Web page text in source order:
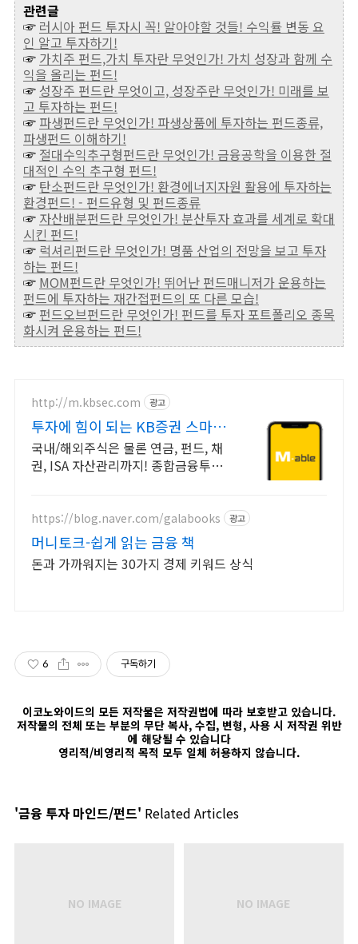
관련글
☞ 러시아 펀드 투자시 꼭! 알아야할 것들! 수익률 변동 요
인 알고 투자하기!
☞ 가치주 펀드,가치 투자란 무엇인가! 가치 성장과 함께 수
익을 올리는 펀드!
☞ 성장주 펀드란 무엇이고, 성장주란 무엇인가! 미래를 보
고 투자하는 펀드!
☞ 파생펀드란 무엇인가! 파생상품에 투자하는 펀드종류,
파생펀드 이해하기!
☞ 절대수익추구형펀드란 무엇인가! 금융공학을 이용한 절
대적인 수익 추구형 펀드!
☞ 탄소펀드란 무엇인가! 환경에너지자원 활용에 투자하는
환경펀드! - 펀드유형 및 펀드종류
☞ 자산배분펀드란 무엇인가! 분산투자 효과를 세계로 확대
시킨 펀드!
☞ 럭셔리펀드란 무엇인가! 명품 산업의 전망을 보고 투자
하는 펀드!
☞ MOM펀드란 무엇인가! 뛰어난 펀드매니저가 운용하는
펀드에 투자하는 재간접펀드의 또 다른 모습!
☞ 펀드오브펀드란 무엇인가! 펀드를 투자 포트폴리오 종목
화시켜 운용하는 펀드!
http://m.kbsec.com 광고
투자에 힘이 되는 KB증권 스마트
한 투자의 시작
국내/해외주식은 물론 연금, 펀드, 채
권, ISA 자산관리까지! 종합금융투자
https://blog.naver.com/galabooks 광고
머니토크-쉽게 읽는 금융 책
돈과 가까워지는 30가지 경제 키워드 상식
6 구독하기
이코노와이드의 모든 저작물은 저작권법에 따라 보호받고 있습니다.
저작물의 전체 또는 부분의 무단 복사, 수집, 변형, 사용 시 저작권 위반
에 해당될 수 있습니다
영리적/비영리적 목적 모두 일체 허용하지 않습니다.
'금융 투자 마인드/펀드' Related Articles